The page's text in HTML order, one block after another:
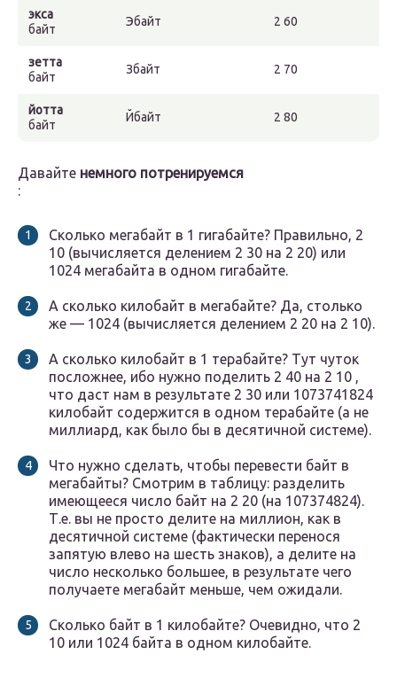
экса
байт
Эбайт 2 60
зетта
байт
Збайт 2 70
йотта
байт
Йбайт 2 80
Давайте немного потренируемся
:
Сколько мегабайт в 1 гигабайте? Правильно, 2
10 (вычисляется делением 2 30 на 2 20) или
1024 мегабайта в одном гигабайте.
А сколько килобайт в мегабайте? Да, столько
же — 1024 (вычисляется делением 2 20 на 2 10).
А сколько килобайт в 1 терабайте? Тут чуток
посложнее, ибо нужно поделить 2 40 на 2 10 ,
что даст нам в результате 2 30 или 1073741824
килобайт содержится в одном терабайте (а не
миллиард, как было бы в десятичной системе).
Что нужно сделать, чтобы перевести байт в
мегабайты? Смотрим в таблицу: разделить
имеющееся число байт на 2 20 (на 107374824).
Т.е. вы не просто делите на миллион, как в
десятичной системе (фактически перенося
запятую влево на шесть знаков), а делите на
число несколько большее, в результате чего
получаете мегабайт меньше, чем ожидали.
Сколько байт в 1 килобайте? Очевидно, что 2
10 или 1024 байта в одном килобайте.